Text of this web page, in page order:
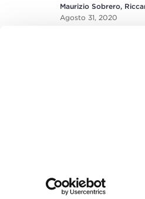
Maurizio Sobrero,
Agosto 31, 2020